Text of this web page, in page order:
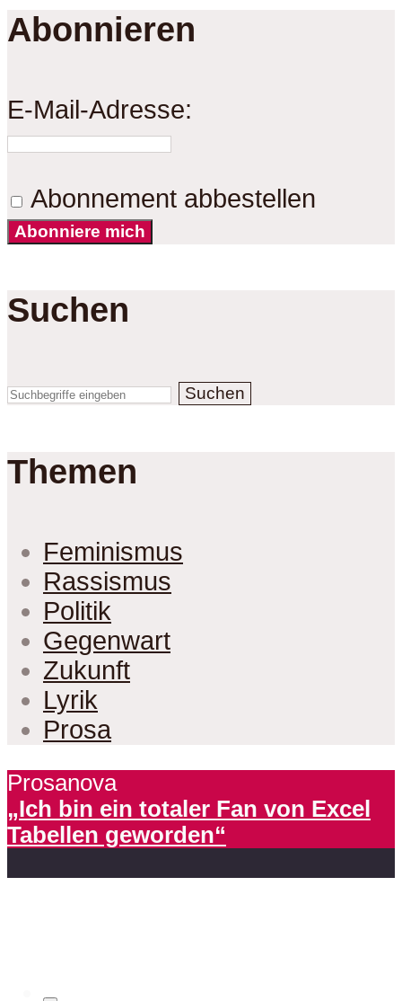
Abonnieren
E-Mail-Adresse:
Abonnement abbestellen
Abonniere mich
Suchen
Suchen
Themen
Feminismus
Rassismus
Politik
Gegenwart
Zukunft
Lyrik
Prosa
Prosanova
„Ich bin ein totaler Fan von Excel
Tabellen geworden“